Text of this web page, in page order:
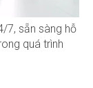
7, sẵn sàng hỗ
quá trình